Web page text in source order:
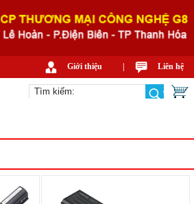
Giới thiệu Liên hệ